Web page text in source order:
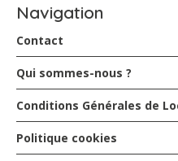
Navigation
Contact
Qui sommes-nous ?
Conditions Générales de
Politique cookies